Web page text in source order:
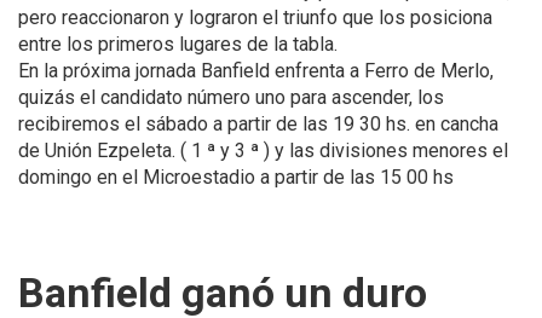
pero reaccionaron y lograron el triunfo que los posiciona
entre los primeros lugares de la tabla.
En la próxima jornada Banfield enfrenta a Ferro de Merlo,
quizás el candidato número uno para ascender, los
recibiremos el sábado a partir de las 19 30 hs. en cancha
de Unión Ezpeleta. ( 1 ª y 3 ª ) y las divisiones menores el
domingo en el Microestadio a partir de las 15 00 hs
Banfield ganó un duro